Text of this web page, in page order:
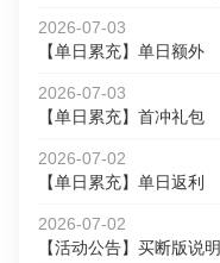
2026-07-03
【单日累充】单日额外
2026-07-03
【单日累充】首冲礼包
2026-07-02
【单日累充】单日返利
2026-07-02
【活动公告】买断版说明